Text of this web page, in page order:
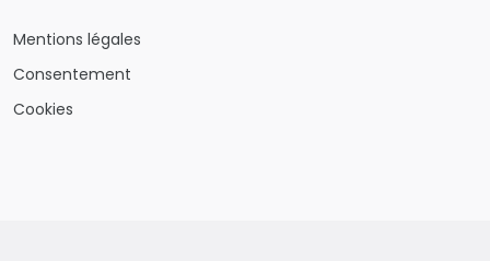
Mentions légales
Consentement
Cookies